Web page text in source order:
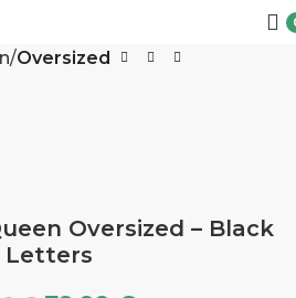
Oversized
Oversized – Black
Letters